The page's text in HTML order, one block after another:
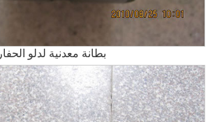
بطانة معدنية لدلو الحفار